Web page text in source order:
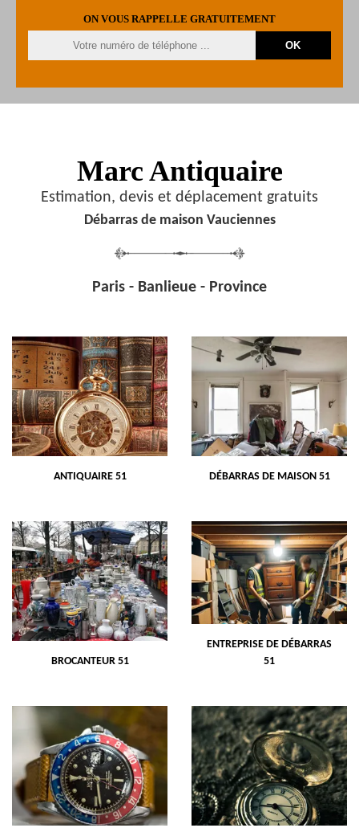
ON VOUS RAPPELLE GRATUITEMENT
Marc Antiquaire
Estimation, devis et déplacement gratuits
Débarras de maison Vauciennes
Paris - Banlieue - Province
ANTIQUAIRE 51 DÉBARRAS DE MAISON 51
BROCANTEUR 51
ENTREPRISE DE DÉBARRAS
51